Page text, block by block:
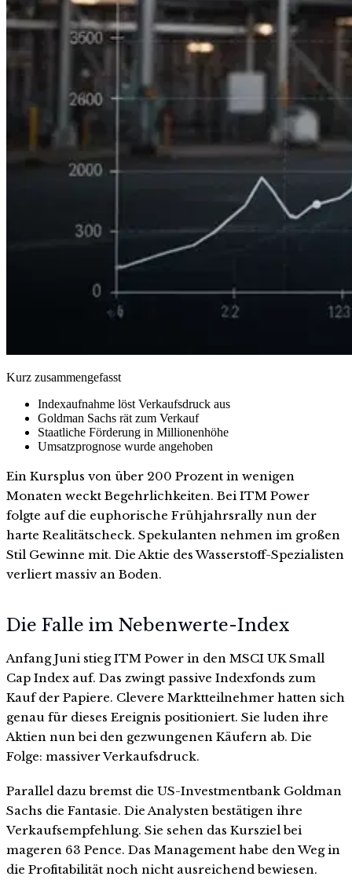
Kurz zusammengefasst
Indexaufnahme löst Verkaufsdruck aus
Goldman Sachs rät zum Verkauf
Staatliche Förderung in Millionenhöhe
Umsatzprognose wurde angehoben
Ein Kursplus von über 200 Prozent in wenigen
Monaten weckt Begehrlichkeiten. Bei ITM Power
folgte auf die euphorische Frühjahrsrally nun der
harte Realitätscheck. Spekulanten nehmen im großen
Stil Gewinne mit. Die Aktie des Wasserstoff-Spezialisten
verliert massiv an Boden.
Die Falle im Nebenwerte-Index
Anfang Juni stieg ITM Power in den MSCI UK Small
Cap Index auf. Das zwingt passive Indexfonds zum
Kauf der Papiere. Clevere Marktteilnehmer hatten sich
genau für dieses Ereignis positioniert. Sie luden ihre
Aktien nun bei den gezwungenen Käufern ab. Die
Folge: massiver Verkaufsdruck.
Parallel dazu bremst die US-Investmentbank Goldman
Sachs die Fantasie. Die Analysten bestätigen ihre
Verkaufsempfehlung. Sie sehen das Kursziel bei
mageren 63 Pence. Das Management habe den Weg in
die Profitabilität noch nicht ausreichend bewiesen.